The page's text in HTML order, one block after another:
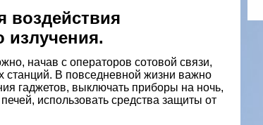
воздействия
излучения.
начав с операторов сотовой связи,
станций. В повседневной жизни важно
гаджетов, выключать приборы на ночь,
использовать средства защиты от